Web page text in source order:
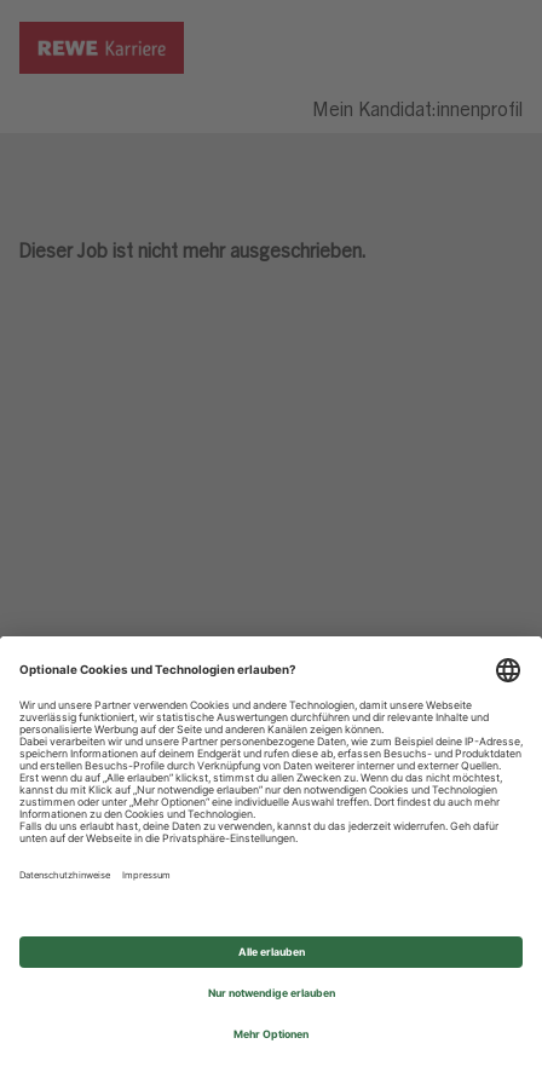
Mein Kandidat:innenprofil
Dieser Job ist nicht mehr ausgeschrieben.
Datenschutzhinweise
Impressum
Privatsphäre-Einstellungen
© 2026 REWE Group - All rights reserved